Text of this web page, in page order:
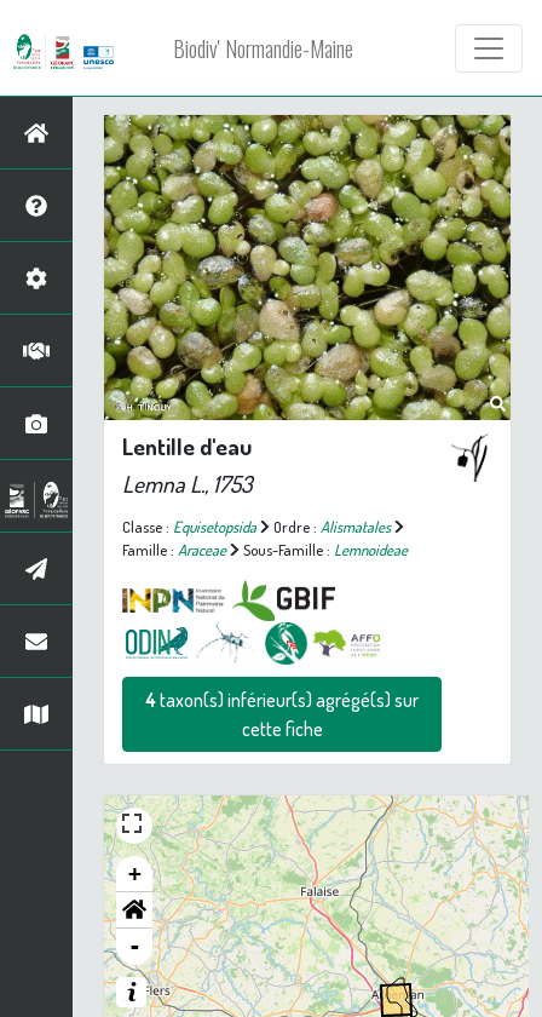
Biodiv' Normandie-Maine
Lentille d'eau
Lemna L., 1753
Classe : Equisetopsida Ordre : Alismatales
Famille : Araceae Sous-Famille : Lemnoideae
4taxon(s) inférieur(s) agrégé(s) sur
cette fiche
+
-